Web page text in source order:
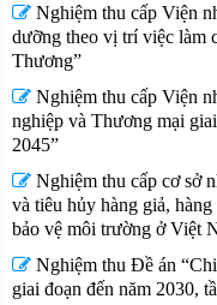
Nghiệm thu cấp Viện
dưỡng theo vị trí việc làm
Thương”
Nghiệm thu cấp Viện
nghiệp và Thương mại
2045”
Nghiệm thu cấp cơ sở
và tiêu hủy hàng giả,
bảo vệ môi trường ở Việt
Nghiệm thu Đề án
giai đoạn đến năm 2030,